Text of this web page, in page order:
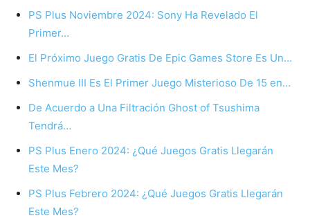
PS Plus Noviembre 2024: Sony Ha Revelado El
Primer…
El Próximo Juego Gratis De Epic Games Store Es Un…
Shenmue III Es El Primer Juego Misterioso De 15 en…
De Acuerdo a Una Filtración Ghost of Tsushima
Tendrá…
PS Plus Enero 2024: ¿Qué Juegos Gratis Llegarán
Este Mes?
PS Plus Febrero 2024: ¿Qué Juegos Gratis Llegarán
Este Mes?